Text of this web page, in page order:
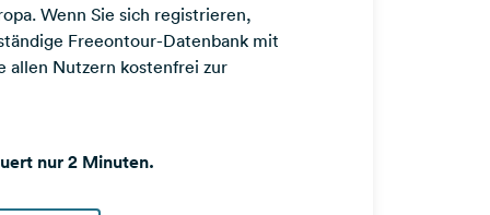
Wenn Sie sich registrieren,
Freeontour-Datenbank mit
allen Nutzern kostenfrei zur
nur 2 Minuten.